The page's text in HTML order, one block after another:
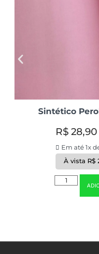
Sintético
R$28,90
Em até 1x
À vista R$